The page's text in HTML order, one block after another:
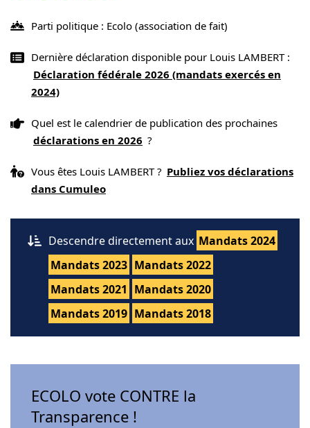
Parti politique : Ecolo (association de fait)
Dernière déclaration disponible pour Louis LAMBERT :
Déclaration fédérale 2026 (mandats exercés en
2024)
Quel est le calendrier de publication des prochaines
déclarations en 2026 ?
Vous êtes Louis LAMBERT ? Publiez vos déclarations
dans Cumuleo
Descendre directement aux Mandats 2024
Mandats 2023 Mandats 2022
Mandats 2021 Mandats 2020
Mandats 2019 Mandats 2018
ECOLO vote CONTRE la
Transparence !